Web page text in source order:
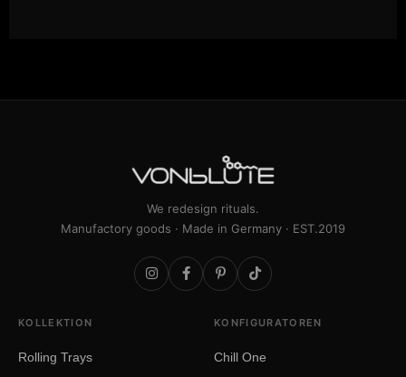
We redesign rituals.
Manufactory goods · Made in Germany · EST.2019
KOLLEKTION
Rolling Trays
KONFIGURATOREN
Chill One